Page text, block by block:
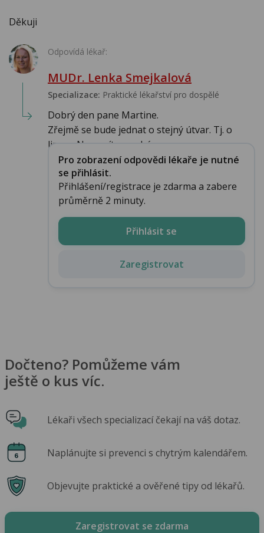
Děkuji
Odpovídá lékař:
MUDr. Lenka Smejkalová
Specializace: Praktické lékařství pro dospělé
Dobrý den pane Martine.
Zřejmě se bude jednat o stejný útvar. Tj. o
lipom. Nemusíte se obáva...
Pro zobrazení odpovědi lékaře je nutné
se přihlásit.
Přihlášení/registrace je zdarma a zabere
průměrně 2 minuty.
Přihlásit se
Zaregistrovat
Dočteno? Pomůžeme vám
ještě o kus víc.
Lékaři všech specializací čekají na váš dotaz.
Naplánujte si prevenci s chytrým kalendářem.
Objevujte praktické a ověřené tipy od lékařů.
Zaregistrovat se zdarma